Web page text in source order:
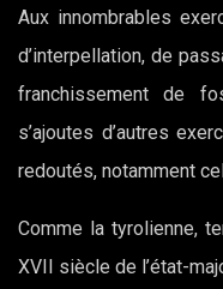
Aux innombrables
d’interpellation, de
franchissement de
s’ajoutes d’autres
redoutés, notamment
Comme la tyrolienne,
XVII siècle de l’état-